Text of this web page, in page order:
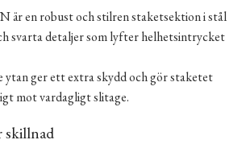
är en robust och stilren staketsektion i stål
svarta detaljer som lyfter helhetsintrycket
ytan ger ett extra skydd och gör staketet
mot vardagligt slitage.
skillnad